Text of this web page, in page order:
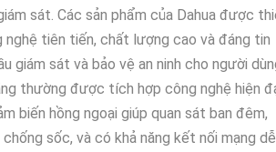
sát. Các sản phẩm của Dahua được
nghệ tiên tiến, chất lượng cao và đáng tin
giám sát và bảo vệ an ninh cho người
thường được tích hợp công nghệ hiện
biến hồng ngoại giúp quan sát ban đêm,
sốc, và có khả năng kết nối mạng dễ